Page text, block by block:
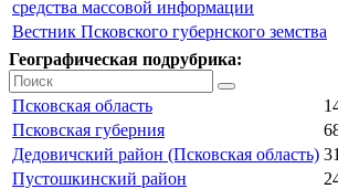
средства массовой информации
Вестник Псковского губернского земства
Географическая подрубрика:
Псковская область
Псковская губерния
Дедовичский район (Псковская область)
Пустошкинский район